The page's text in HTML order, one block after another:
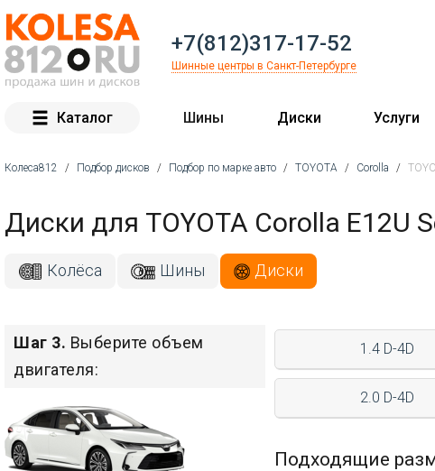
+7(812)317-17-52
Шинные центры в Санкт-Петербурге
Каталог Шины Диски Услуги
Колеса812 / Подбор дисков / Подбор по марке авто / TOYOTA / Corolla /
Диски для TOYOTA Corolla E12U
Колёса Шины Диски
Шаг 3. Выберите объем
двигателя:
1.4 D-4D
2.0 D-4D
Подходящие